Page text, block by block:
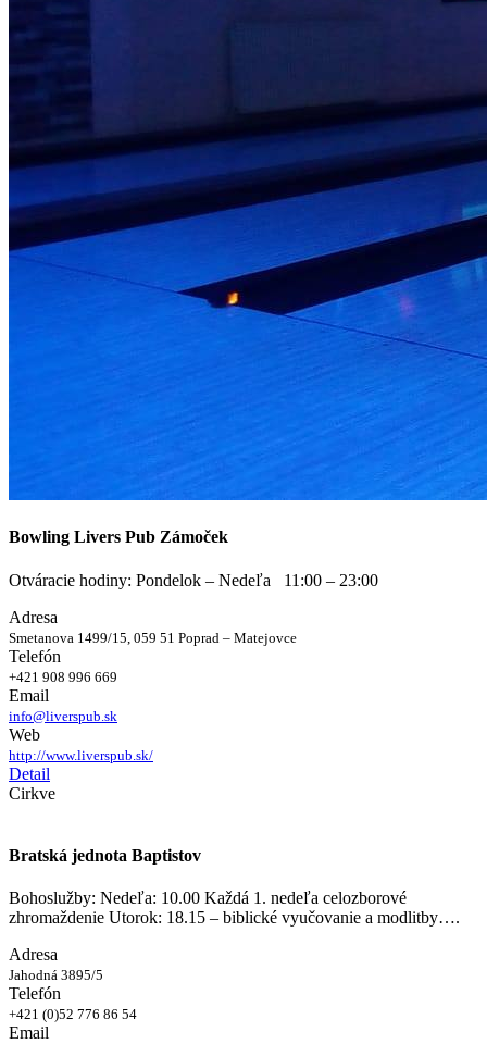
Bowling Livers Pub Zámoček
Otváracie hodiny: Pondelok – Nedeľa 11:00 – 23:00
Adresa
Smetanova 1499/15, 059 51 Poprad – Matejovce
Telefón
+421 908 996 669
Email
info@liverspub.sk
Web
http://www.liverspub.sk/
Detail
Cirkve
Bratská jednota Baptistov
Bohoslužby: Nedeľa: 10.00 Každá 1. nedeľa celozborové
zhromaždenie Utorok: 18.15 – biblické vyučovanie a modlitby….
Adresa
Jahodná 3895/5
Telefón
+421 (0)52 776 86 54
Email